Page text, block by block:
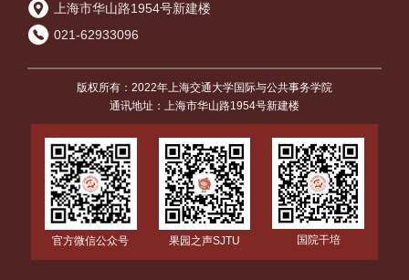
上海市华山路1954号新建楼
021-62933096
版权所有：2022年上海交通大学国际与公共事务学院
通讯地址：上海市华山路1954号新建楼
官方微信公众号 果园之声SJTU 国院干培